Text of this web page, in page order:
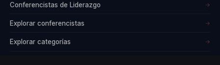
Conferencistas de Liderazgo →
Explorar conferencistas →
Explorar categorías →